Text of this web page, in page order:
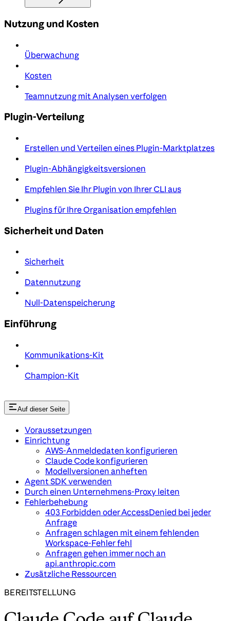
Nutzung und Kosten
Überwachung
Kosten
Teamnutzung mit Analysen verfolgen
Plugin-Verteilung
Erstellen und Verteilen eines Plugin-Marktplatzes
Plugin-Abhängigkeitsversionen
Empfehlen Sie Ihr Plugin von Ihrer CLI aus
Plugins für Ihre Organisation empfehlen
Sicherheit und Daten
Sicherheit
Datennutzung
Null-Datenspeicherung
Einführung
Kommunikations-Kit
Champion-Kit
Auf dieser Seite
Voraussetzungen
Einrichtung
AWS-Anmeldedaten konfigurieren
Claude Code konfigurieren
Modellversionen anheften
Agent SDK verwenden
Durch einen Unternehmens-Proxy leiten
Fehlerbehebung
403 Forbidden oder AccessDenied bei jeder
Anfrage
Anfragen schlagen mit einem fehlenden
Workspace-Fehler fehl
Anfragen gehen immer noch an
api.anthropic.com
Zusätzliche Ressourcen
BEREITSTELLUNG